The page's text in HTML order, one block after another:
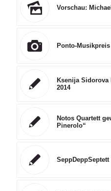
Vorschau:
Ponto-
Ksenija
2014
Notos Quartett
Pinerolo“